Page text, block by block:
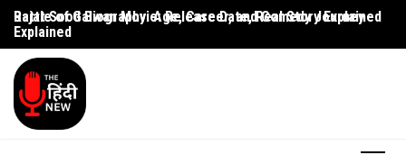
Rajat Sood Biography: Age, Career, and Comedy Journey
Explained
Battle of Galwan Movie: Release Date, Real Story Explained